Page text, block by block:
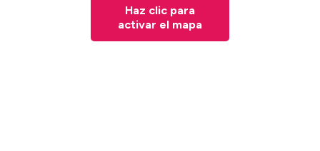
Haz clic para
activar el mapa